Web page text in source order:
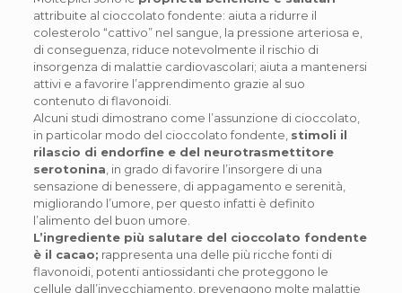
attribuite al cioccolato fondente: aiuta a ridurre il
colesterolo “cattivo” nel sangue, la pressione arteriosa e,
di conseguenza, riduce notevolmente il rischio di
insorgenza di malattie cardiovascolari; aiuta a mantenersi
attivi e a favorire l’apprendimento grazie al suo
contenuto di flavonoidi.
Alcuni studi dimostrano come l’assunzione di cioccolato,
in particolar modo del cioccolato fondente, stimoli il
rilascio di endorfine e del neurotrasmettitore
serotonina , in grado di favorire l’insorgere di una
sensazione di benessere, di appagamento e serenità,
migliorando l’umore, per questo infatti è definito
l’alimento del buon umore.
L’ingrediente più salutare del cioccolato fondente
è il cacao; rappresenta una delle più ricche fonti di
flavonoidi, potenti antiossidanti che proteggono le
cellule dall’invecchiamento, prevengono molte malattie